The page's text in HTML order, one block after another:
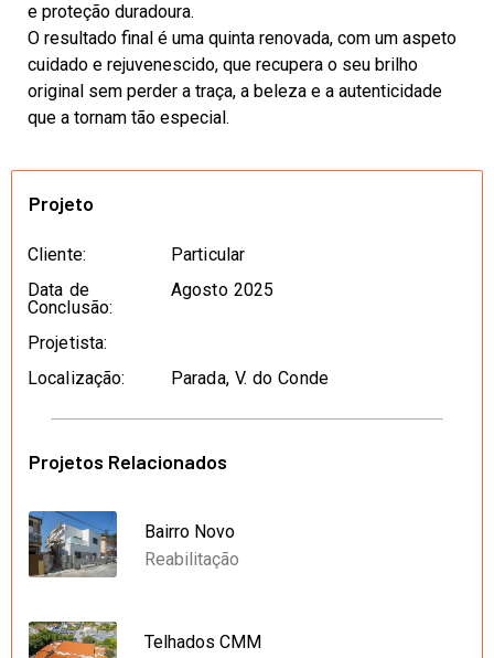
e proteção duradoura.
O resultado final é uma quinta renovada, com um aspeto
cuidado e rejuvenescido, que recupera o seu brilho
original sem perder a traça, a beleza e a autenticidade
que a tornam tão especial.
Projeto
Cliente:
Particular
Data de
Conclusão:
Agosto 2025
Projetista:
Localização:
Parada, V. do Conde
Projetos Relacionados
Bairro Novo
Reabilitação
Telhados CMM